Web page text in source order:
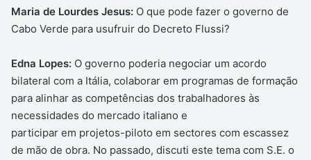
Maria de Lourdes Jesus: O que pode fazer o governo de
Cabo Verde para usufruir do Decreto Flussi?
Edna Lopes: O governo poderia negociar um acordo
bilateral com a Itália, colaborar em programas de formação
para alinhar as competências dos trabalhadores às
necessidades do mercado italiano e
participar em projetos-piloto em sectores com escassez
de mão de obra. No passado, discuti este tema com S.E. o